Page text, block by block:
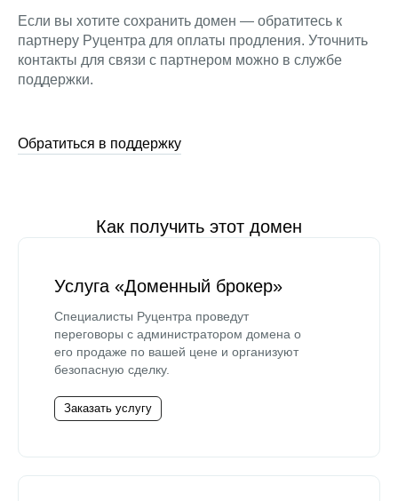
Если вы хотите сохранить домен — обратитесь к
партнеру Руцентра для оплаты продления. Уточнить
контакты для связи с партнером можно в службе
поддержки.
Обратиться в поддержку
Как получить этот домен
Услуга «Доменный брокер»
Специалисты Руцентра проведут
переговоры с администратором домена о
его продаже по вашей цене и организуют
безопасную сделку.
Заказать услугу